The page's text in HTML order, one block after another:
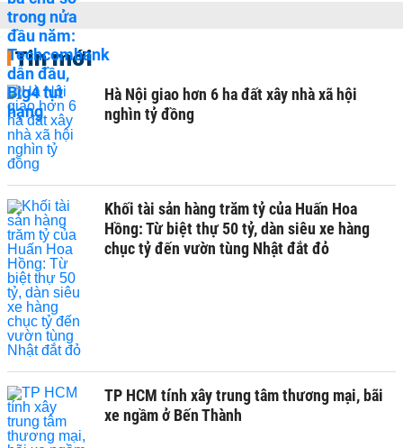
Tin mới
Hà Nội giao hơn 6 ha đất xây nhà xã hội
nghìn tỷ đồng
Khối tài sản hàng trăm tỷ của Huấn Hoa
Hồng: Từ biệt thự 50 tỷ, dàn siêu xe hàng
chục tỷ đến vườn tùng Nhật đắt đỏ
TP HCM tính xây trung tâm thương mại, bãi
xe ngầm ở Bến Thành